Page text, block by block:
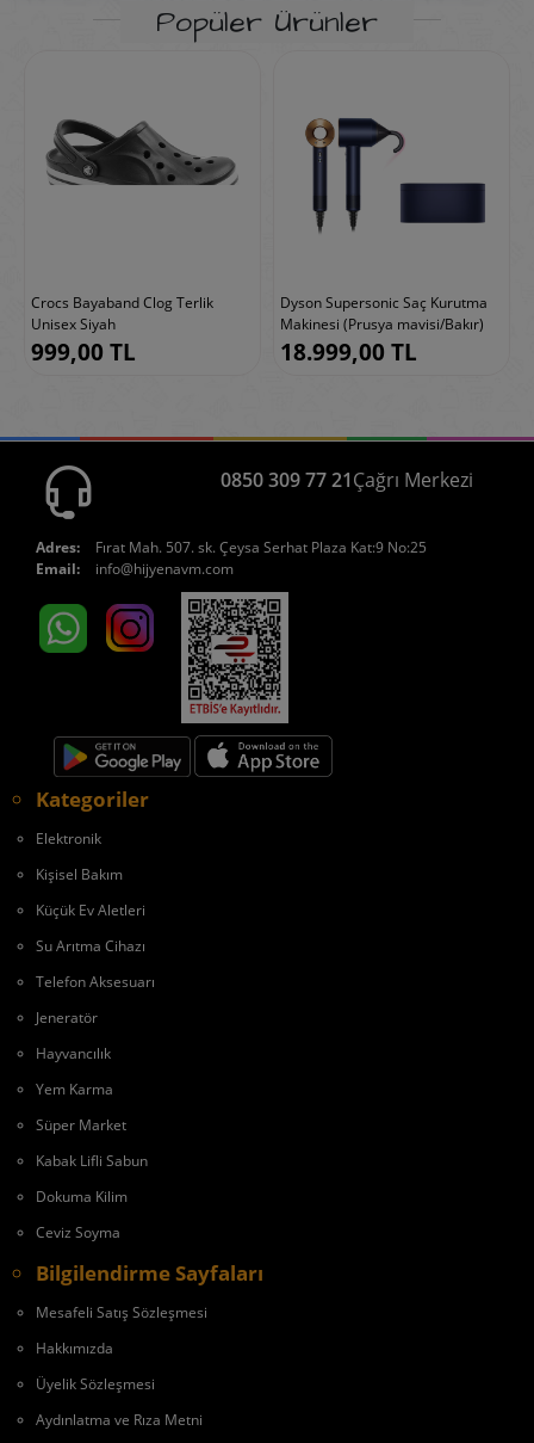
Popüler Ürünler
Crocs Bayaband Clog Terlik
Unisex Siyah
999,00 TL
Dyson Supersonic Saç Kurutma
Makinesi (Prusya mavisi/Bakır)
18.999,00 TL
Çağrı Merkezi
0850 309 77 21
Adres:
Fırat Mah. 507. sk. Çeysa Serhat Plaza Kat:9 No:25
Email:
info@hijyenavm.com
Kategoriler
Elektronik
Kişisel Bakım
Küçük Ev Aletleri
Su Arıtma Cihazı
Telefon Aksesuarı
Jeneratör
Hayvancılık
Yem Karma
Süper Market
Kabak Lifli Sabun
Dokuma Kilim
Ceviz Soyma
Bilgilendirme Sayfaları
Mesafeli Satış Sözleşmesi
Hakkımızda
Üyelik Sözleşmesi
Aydınlatma ve Rıza Metni